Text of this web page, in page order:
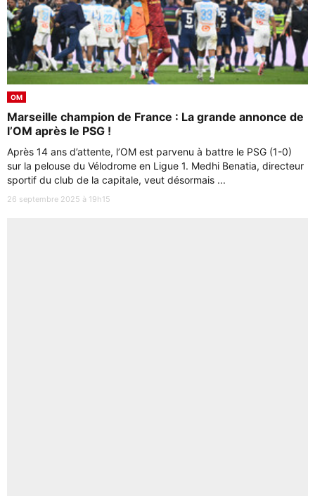
OM
Marseille champion de France : La grande annonce de
l’OM après le PSG !
Après 14 ans d’attente, l’OM est parvenu à battre le PSG (1-0)
sur la pelouse du Vélodrome en Ligue 1. Medhi Benatia, directeur
sportif du club de la capitale, veut désormais ...
26 septembre 2025 à 19h15